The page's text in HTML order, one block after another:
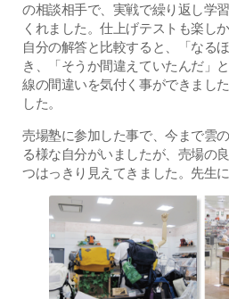
の相談相手で、実戦で繰り返し学
くれました。仕上げテストも楽し
自分の解答と比較すると、「なる
き、「そうか間違えていたんだ」
線の間違いを気付く事ができまし
した。
売場塾に参加した事で、今まで雲
る様な自分がいましたが、売場の
つはっきり見えてきました。先生